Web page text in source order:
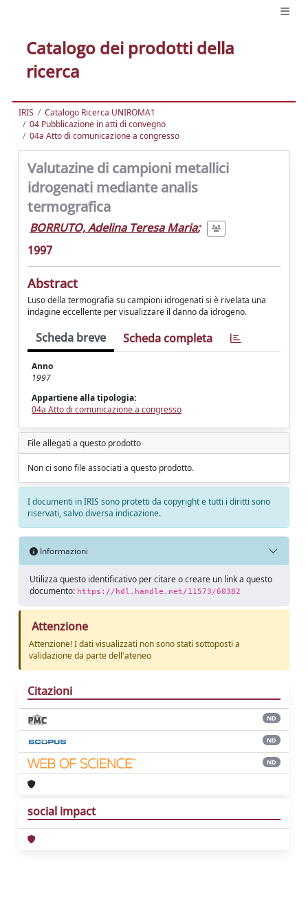
Catalogo dei prodotti della
ricerca
IRIS
Catalogo Ricerca UNIROMA1
04 Pubblicazione in atti di convegno
04a Atto di comunicazione a congresso
Valutazine di campioni metallici
idrogenati mediante analis
termografica
BORRUTO, Adelina Teresa Maria;
1997
Abstract
Luso della termografia su campioni idrogenati si è rivelata una
indagine eccellente per visualizzare il danno da idrogeno.
Scheda breve Scheda completa
Anno
1997
Appartiene alla tipologia:
04a Atto di comunicazione a congresso
File allegati a questo prodotto
Non ci sono file associati a questo prodotto.
I documenti in IRIS sono protetti da copyright e tutti i diritti sono
riservati, salvo diversa indicazione.
Informazioni
Utilizza questo identificativo per citare o creare un link a questo
documento: https://hdl.handle.net/11573/60382
Attenzione
Attenzione! I dati visualizzati non sono stati sottoposti a
validazione da parte dell'ateneo
Citazioni
ND
ND
ND
social impact